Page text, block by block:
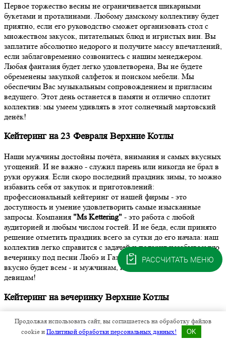
Первое торжество весны не ограничивается шикарными
букетами и проталинами. Любому дамскому коллективу будет
приятно, если его руководство сможет организовать стол с
множеством закусок, питательных блюд и игристых вин. Вы
заплатите абсолютно недорого и получите массу впечатлений,
если заблаговременно созвонитесь с нашим менеджером.
Любая фантазия будет легко удовлетворена, Вы не будете
обременены закупкой салфеток и поиском мебели. Мы
обеспечим Вас музыкальным сопровождением и пригласим
ведущего. Этот день останется в памяти и отлично сплотит
коллектив: мы умеем удивлять в этот солнечный мартовский
денёк!
Кейтеринг на 23 Февраля Верхние Котлы
Наши мужчины достойны почёта, внимания и самых вкусных
угощений. И не важно - служил парень или никогда не брал в
руки оружия. Если скоро последний праздник зимы, то можно
избавить себя от закупок и приготовлений:
профессиональный кейтеринг от нашей фирмы - это
доступность и умение удовлетворить самые изысканные
запросы. Компания "Ms Kettering" - это работа с любой
аудиторией и любым числом гостей. И не беда, если принято
решение отметить праздник всего за сутки до его начала: наш
коллектив легко справится с задачей и подарит незабываемую
вечеринку под песни Любэ и Газманова. Весело, интересно и
вкусно будет всем - и мужчинам, и дамам, и молодым
девицам!
Кейтеринг на вечеринку Верхние Котлы
В любые, даже в очень трудные времена, человек испытывает
необходимость расслабиться, отдохнуть, повеселиться под
выпивку и вкусные блюда. Если намечено увеселительное
Продолжая использовать сайт, вы соглашаетесь на обработку файлов
cookie иПолитикой обработки персональных данных! OK
РАССЧИТАТЬ МЕНЮ